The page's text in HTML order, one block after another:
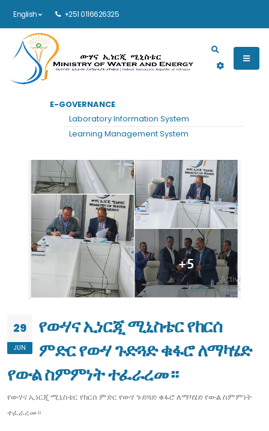
English +251 0116626325
Main navigation
E-GOVERNANCE
Laboratory Information System
Learning Management System
29
JUN
የውሃና ኢነርጂ ሚኒስቴር የከርሰ
ምድር የውሃ ጉድጓድ ቁፋሮ ለማካሄድ
የውል ስምምነት ተፈራረመ።
የውሃና ኢነርጂ ሚኒስቴር የከርሰ ምድር የውሃ ጉድጓድ ቁፋሮ ለማካሄድ የውል ስምምነት
ተፈራረመ።